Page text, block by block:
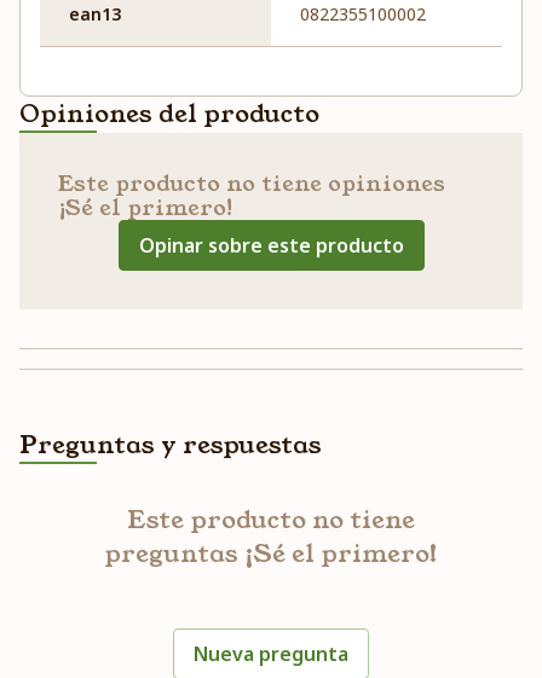
ean13 0822355100002
Opiniones del producto
Este producto no tiene opiniones
¡Sé el primero!
Opinar sobre este producto
Preguntas y respuestas
Este producto no tiene
preguntas ¡Sé el primero!
Nueva pregunta